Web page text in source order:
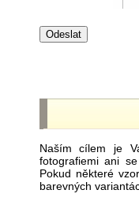
Naším cílem je
fotografiemi ani
Pokud některé
barevných